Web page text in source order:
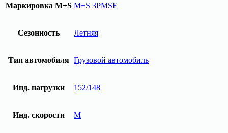
Маркировка M+S M+S 3PMSF
Сезонность Летняя
Тип автомобиля Грузовой автомобиль
Инд. нагрузки 152/148
Инд. скорости M